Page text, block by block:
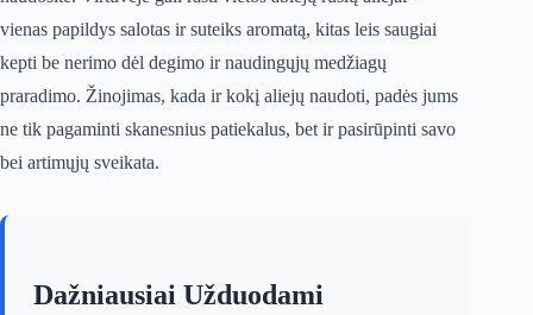
vienas papildys salotas ir suteiks aromatą, kitas leis saugiai
kepti be nerimo dėl degimo ir naudingųjų medžiagų
praradimo. Žinojimas, kada ir kokį aliejų naudoti, padės jums
ne tik pagaminti skanesnius patiekalus, bet ir pasirūpinti savo
bei artimųjų sveikata.
Dažniausiai Užduodami